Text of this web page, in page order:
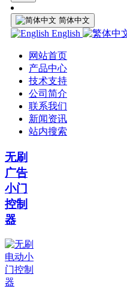
简体中文
English
网站首页
产品中心
技术支持
公司简介
联系我们
新闻资讯
站内搜索
无刷
广告
小门
控制
器